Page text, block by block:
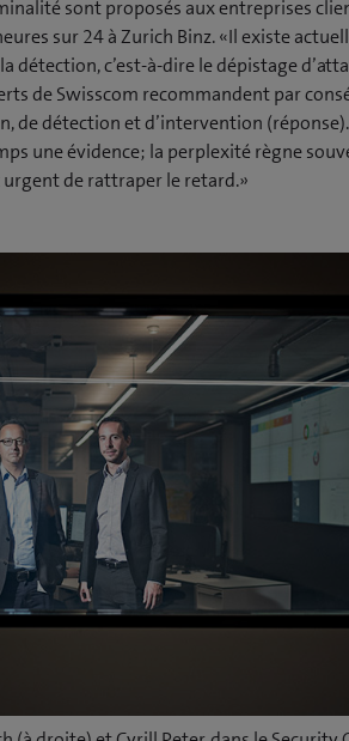
sont proposés aux entreprises
sur 24 à Zurich Binz. «Il existe
détection, c’est-à-dire le dépistage
de Swisscom recommandent par
de détection et d’intervention
une évidence; la perplexité règne
de rattraper le retard.»